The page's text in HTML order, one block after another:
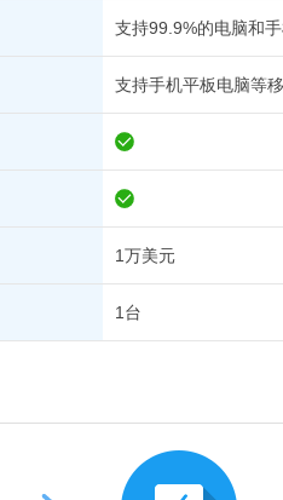
支持99.9%的电脑和
支持手机平板电脑等
1万美元
1台